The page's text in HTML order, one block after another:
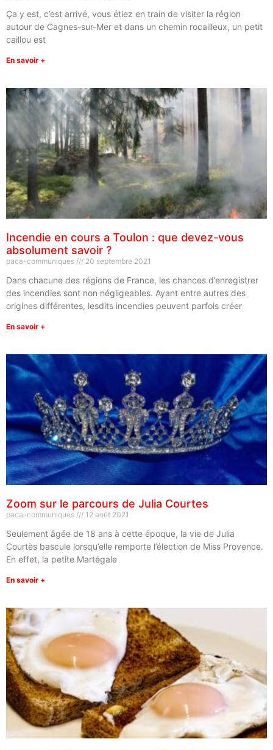
Ça y est, c’est arrivé, vous étiez en train de visiter la région
autour de Cagnes-sur-Mer et dans un chemin rocailleux, un petit
caillou est
En savoir +
Incendie en cours a Toulon : que devez-vous
absolument savoir ?
paca-communiques 20 septembre 2021
Dans chacune des régions de France, les chances d’enregistrer
des incendies sont non négligeables. Ayant entre autres des
origines différentes, lesdits incendies peuvent parfois créer
En savoir +
Zoom sur le parcours de Julia Courtes
paca-communiques 12 août 2021
Seulement âgée de 18 ans à cette époque, la vie de Julia
Courtès bascule lorsqu’elle remporte l’élection de Miss Provence.
En effet, la petite Martégale
En savoir +